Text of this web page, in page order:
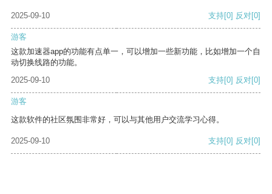
2025-09-10 支持[0] 反对[0]
游客
这款加速器app的功能有点单一，可以增加一些新功能，比如增加一个自
动切换线路的功能。
2025-09-10
支持[0] 反对[0]
游客
这款软件的社区氛围非常好，可以与其他用户交流学习心得。
2025-09-10 支持[0] 反对[0]